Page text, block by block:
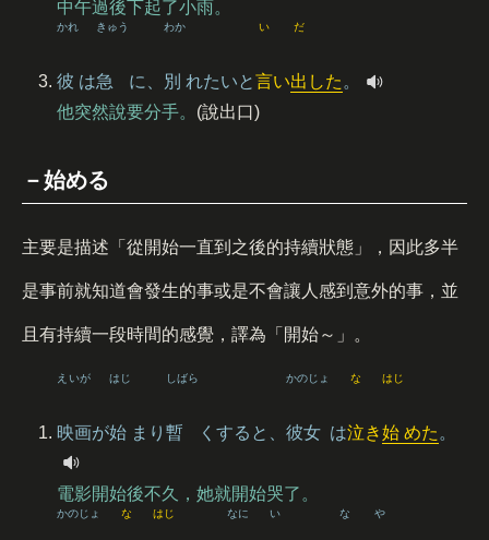
中午過後下起了小雨。
彼
かれ
は急
きゅう
に、 別
わか
れたいと言
い
い出
だ
した 。
他突然說要分手。 (說出口)
－始める
主要是描述「從開始一直到之後的持續狀態」，因此多半
是事前就知道會發生的事或是不會讓人感到意外的事，並
且有持續一段時間的感覺，譯為「開始～」。
映画
えいが
が始
はじ
まり 暫
しばら
くすると、 彼女
かのじょ
は泣
な
き始
はじ
めた 。
電影開始後不久，她就開始哭了。
かのじょ な はじ なに い な や